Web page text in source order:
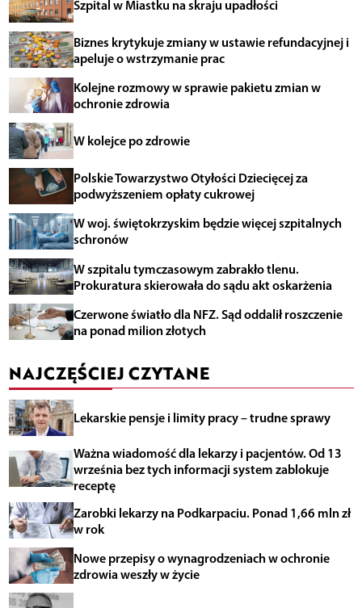
Szpital w Miastku na skraju upadłości
Biznes krytykuje zmiany w ustawie refundacyjnej i
apeluje o wstrzymanie prac
Kolejne rozmowy w sprawie pakietu zmian w
ochronie zdrowia
W kolejce po zdrowie
Polskie Towarzystwo Otyłości Dziecięcej za
podwyższeniem opłaty cukrowej
W woj. świętokrzyskim będzie więcej szpitalnych
schronów
W szpitalu tymczasowym zabrakło tlenu.
Prokuratura skierowała do sądu akt oskarżenia
Czerwone światło dla NFZ. Sąd oddalił roszczenie
na ponad milion złotych
NAJCZĘŚCIEJ CZYTANE
Lekarskie pensje i limity pracy – trudne sprawy
Ważna wiadomość dla lekarzy i pacjentów. Od 13
września bez tych informacji system zablokuje
receptę
Zarobki lekarzy na Podkarpaciu. Ponad 1,66 mln zł
w rok
Nowe przepisy o wynagrodzeniach w ochronie
zdrowia weszły w życie